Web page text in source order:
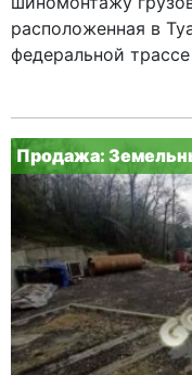
расположенная в
федеральной
Продажа: